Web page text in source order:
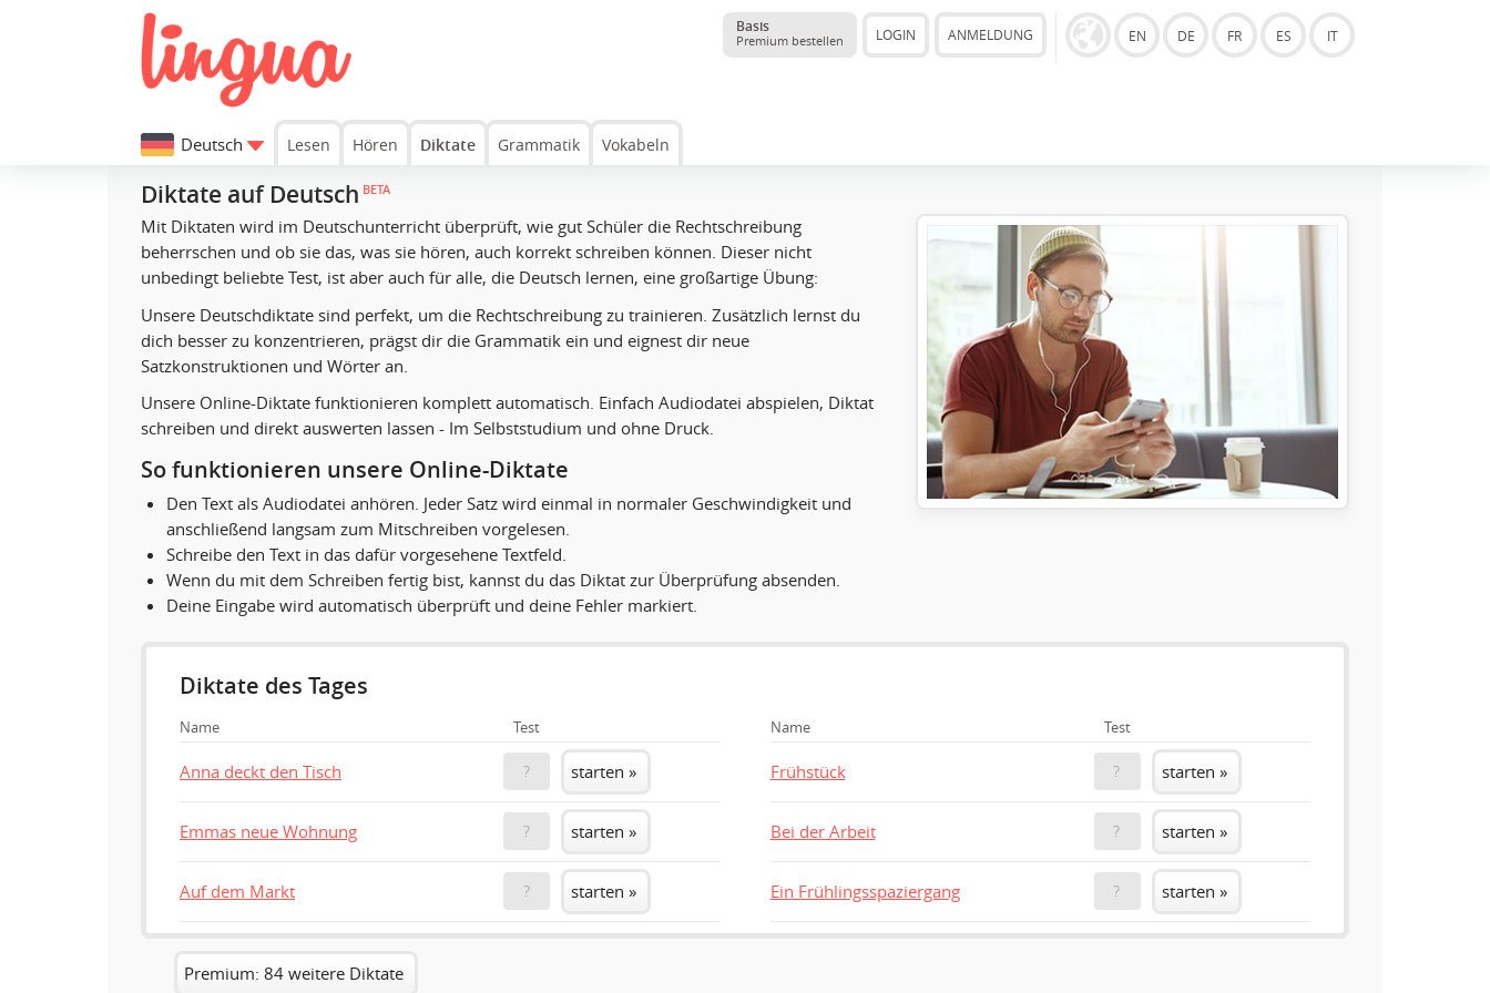
Basis
Premium bestellen LOGIN ANMELDUNG EN DE FR ES IT
Deutsch Lesen Hören Diktate Grammatik Vokabeln
Diktate auf Deutsch BETA
Mit Diktaten wird im Deutschunterricht überprüft, wie gut Schüler die Rechtschreibung
beherrschen und ob sie das, was sie hören, auch korrekt schreiben können. Dieser nicht
unbedingt beliebte Test, ist aber auch für alle, die Deutsch lernen, eine großartige Übung:
Unsere Deutschdiktate sind perfekt, um die Rechtschreibung zu trainieren. Zusätzlich lernst du
dich besser zu konzentrieren, prägst dir die Grammatik ein und eignest dir neue
Satzkonstruktionen und Wörter an.
Unsere Online-Diktate funktionieren komplett automatisch. Einfach Audiodatei abspielen, Diktat
schreiben und direkt auswerten lassen - Im Selbststudium und ohne Druck.
So funktionieren unsere Online-Diktate
Den Text als Audiodatei anhören. Jeder Satz wird einmal in normaler Geschwindigkeit und
anschließend langsam zum Mitschreiben vorgelesen.
Schreibe den Text in das dafür vorgesehene Textfeld.
Wenn du mit dem Schreiben fertig bist, kannst du das Diktat zur Überprüfung absenden.
Deine Eingabe wird automatisch überprüft und deine Fehler markiert.
Diktate des Tages
Name Test
Anna deckt den Tisch ? starten »
Emmas neue Wohnung ? starten »
Auf dem Markt ? starten »
Name Test
Frühstück ? starten »
Bei der Arbeit ? starten »
Ein Frühlingsspaziergang ? starten »
Premium: 84 weitere Diktate